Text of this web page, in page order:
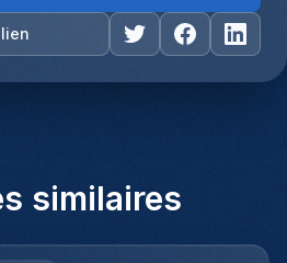
similaires